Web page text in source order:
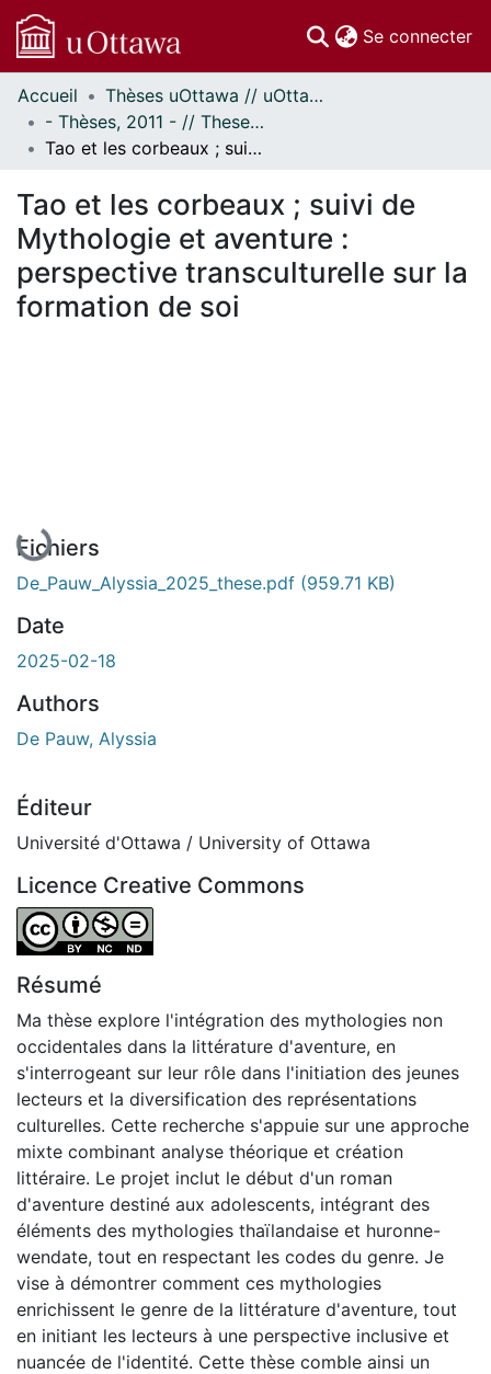
Se connecter
Communautés
et collections
Parcourir
À propos
Accueil
Thèses uOttawa // uOttawa Theses
- Thèses, 2011 - // Theses, 2011 -
Tao et les corbeaux ; suivi de Mythologie et aventure : perspective transculturelle sur la formation de soi
Tao et les corbeaux ; suivi de
Mythologie et aventure :
perspective transculturelle sur la
formation de soi
En cours de chargement...
Fichiers
De_Pauw_Alyssia_2025_these.pdf (959.71 KB)
Date
2025-02-18
Authors
De Pauw, Alyssia
Éditeur
Université d'Ottawa / University of Ottawa
Licence Creative Commons
Attribution-NonCommercial-NoDerivatives 4.0
Résumé
Ma thèse explore l'intégration des mythologies non
occidentales dans la littérature d'aventure, en
s'interrogeant sur leur rôle dans l'initiation des jeunes
lecteurs et la diversification des représentations
culturelles. Cette recherche s'appuie sur une approche
mixte combinant analyse théorique et création
littéraire. Le projet inclut le début d'un roman
d'aventure destiné aux adolescents, intégrant des
éléments des mythologies thaïlandaise et huronne-
wendate, tout en respectant les codes du genre. Je
vise à démontrer comment ces mythologies
enrichissent le genre de la littérature d'aventure, tout
en initiant les lecteurs à une perspective inclusive et
nuancée de l'identité. Cette thèse comble ainsi un